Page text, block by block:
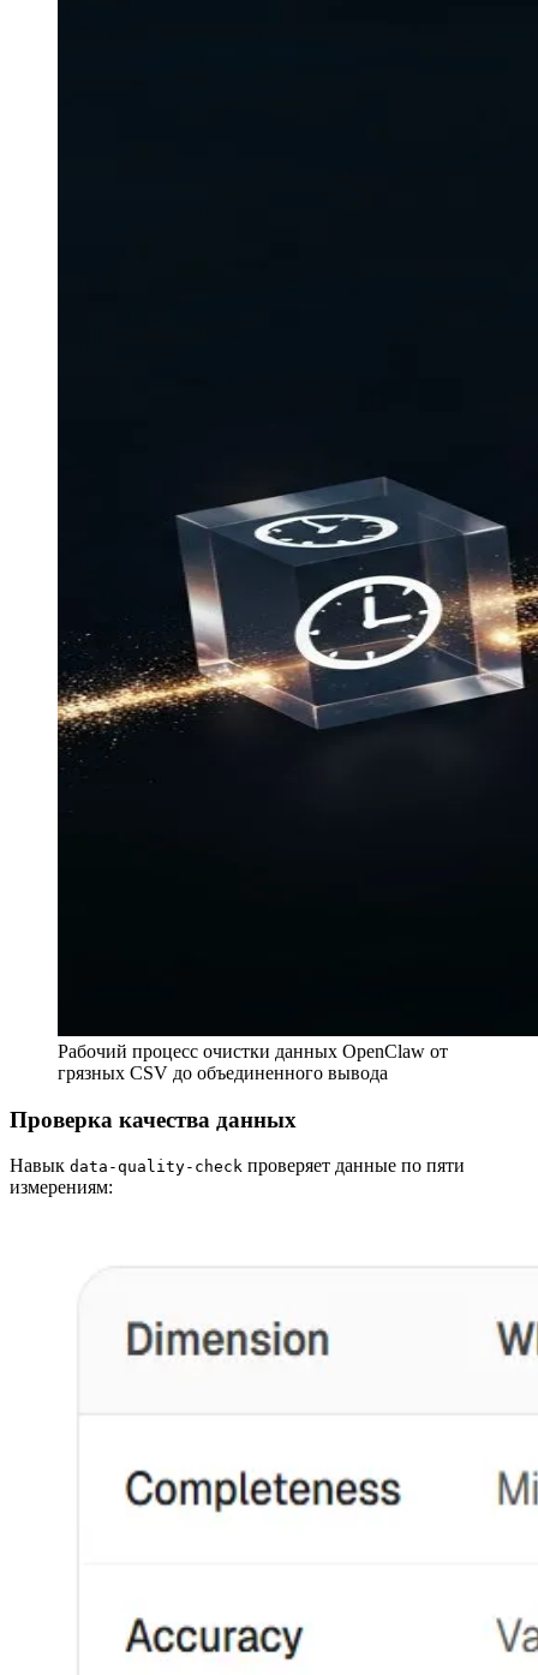
Рабочий процесс очистки данных OpenClaw от
грязных CSV до объединенного вывода
Проверка качества данных
Навык data-quality-check проверяет данные по пяти
измерениям: